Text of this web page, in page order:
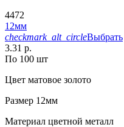
4472
12мм
checkmark_alt_circleВыбрать
3.31 р.
По 100 шт
Цвет матовое золото
Размер 12мм
Материал цветной металл